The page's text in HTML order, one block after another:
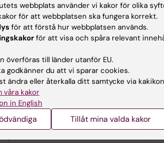
Stöd
Karolinska
webbplats använder vi kakor för olika
för att webbplatsen ska fungera korrekt.
för att förstå hur webbplatsen används.
för att visa och spåra relevant
överföras till länder utanför EU.
godkänner du att vi sparar cookies.
ändra eller återkalla ditt samtycke via
våra kakor
in English
Tillåt mina valda kakor